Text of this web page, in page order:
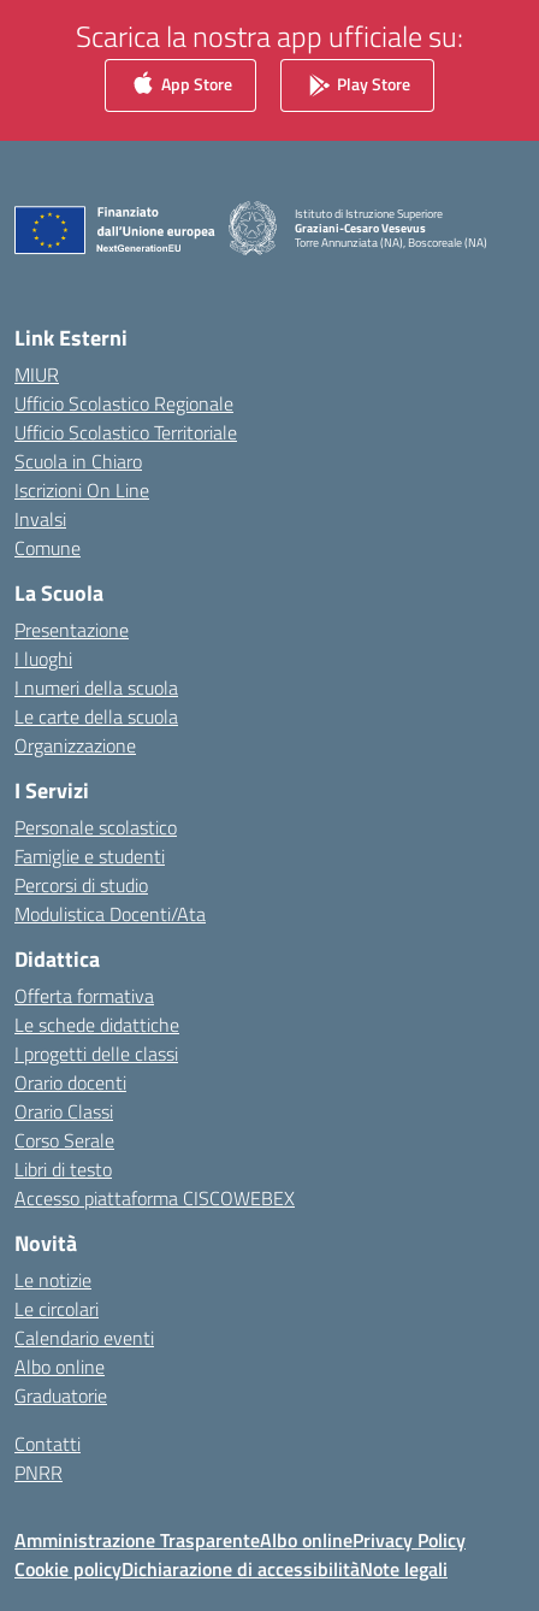
Scarica la nostra app ufficiale su:
App Store Play Store
Istituto di Istruzione Superiore
Graziani-Cesaro Vesevus
Torre Annunziata (NA), Boscoreale (NA)
Link Esterni
MIUR
Ufficio Scolastico Regionale
Ufficio Scolastico Territoriale
Scuola in Chiaro
Iscrizioni On Line
Invalsi
Comune
La Scuola
Presentazione
I luoghi
I numeri della scuola
Le carte della scuola
Organizzazione
I Servizi
Personale scolastico
Famiglie e studenti
Percorsi di studio
Modulistica Docenti/Ata
Didattica
Offerta formativa
Le schede didattiche
I progetti delle classi
Orario docenti
Orario Classi
Corso Serale
Libri di testo
Accesso piattaforma CISCOWEBEX
Novità
Le notizie
Le circolari
Calendario eventi
Albo online
Graduatorie
Contatti
PNRR
Amministrazione TrasparenteAlbo onlinePrivacy Policy
Cookie policyDichiarazione di accessibilitàNote legali